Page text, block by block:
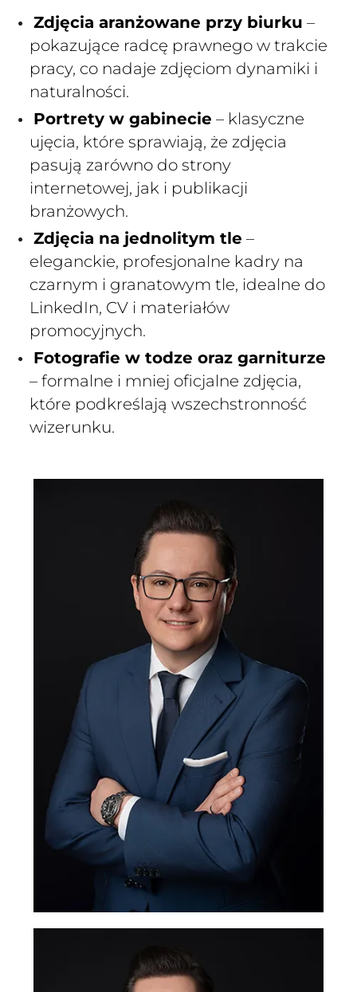
Zdjęcia aranżowane przy biurku –
pokazujące radcę prawnego w trakcie
pracy, co nadaje zdjęciom dynamiki i
naturalności.
Portrety w gabinecie – klasyczne
ujęcia, które sprawiają, że zdjęcia
pasują zarówno do strony
internetowej, jak i publikacji
branżowych.
Zdjęcia na jednolitym tle –
eleganckie, profesjonalne kadry na
czarnym i granatowym tle, idealne do
LinkedIn, CV i materiałów
promocyjnych.
Fotografie w todze oraz garniturze
– formalne i mniej oficjalne zdjęcia,
które podkreślają wszechstronność
wizerunku.